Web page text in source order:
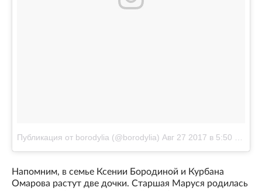
Публикация от borodylia (@borodylia) Авг 27 2017 в 5:50 PDT
Напомним, в семье Ксении Бородиной и Курбана
Омарова растут две дочки. Старшая Маруся родилась